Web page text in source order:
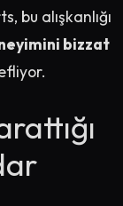
bu alışkanlığı
bizzat